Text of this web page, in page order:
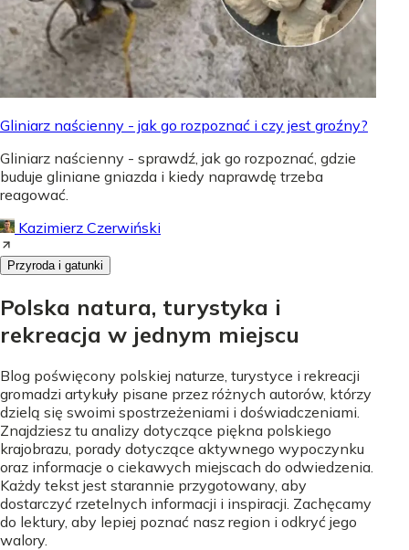
Gliniarz naścienny - jak go rozpoznać i czy jest groźny?
Gliniarz naścienny - sprawdź, jak go rozpoznać, gdzie
buduje gliniane gniazda i kiedy naprawdę trzeba
reagować.
Kazimierz Czerwiński
Przyroda i gatunki
Polska natura, turystyka i
rekreacja w jednym miejscu
Blog poświęcony polskiej naturze, turystyce i rekreacji
gromadzi artykuły pisane przez różnych autorów, którzy
dzielą się swoimi spostrzeżeniami i doświadczeniami.
Znajdziesz tu analizy dotyczące piękna polskiego
krajobrazu, porady dotyczące aktywnego wypoczynku
oraz informacje o ciekawych miejscach do odwiedzenia.
Każdy tekst jest starannie przygotowany, aby
dostarczyć rzetelnych informacji i inspiracji. Zachęcamy
do lektury, aby lepiej poznać nasz region i odkryć jego
walory.